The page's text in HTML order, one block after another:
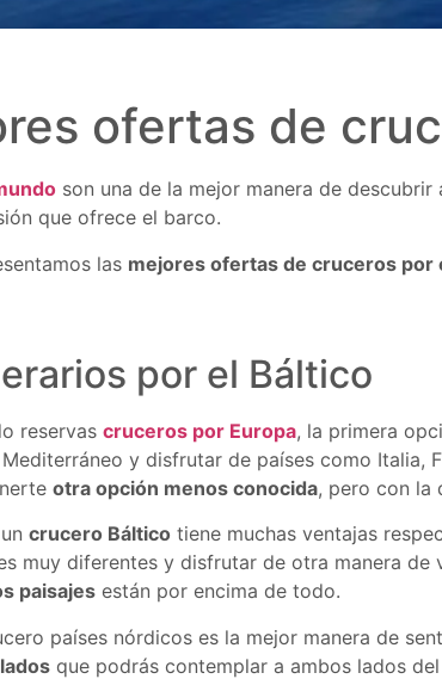
ofertas de
son una de la mejor manera de descubrir
que ofrece el barco.
las mejores ofertas de cruceros por
por el Báltico
reservascruceros por Europa, la primera
y disfrutar de países como Italia,
otra opción menos conocida, pero con la
uncrucero Báltico tiene muchas ventajas
muy diferentes y disfrutar de otra manera de
paisajes están por encima de todo.
países nórdicos es la mejor manera de
que podrás contemplar a ambos lados